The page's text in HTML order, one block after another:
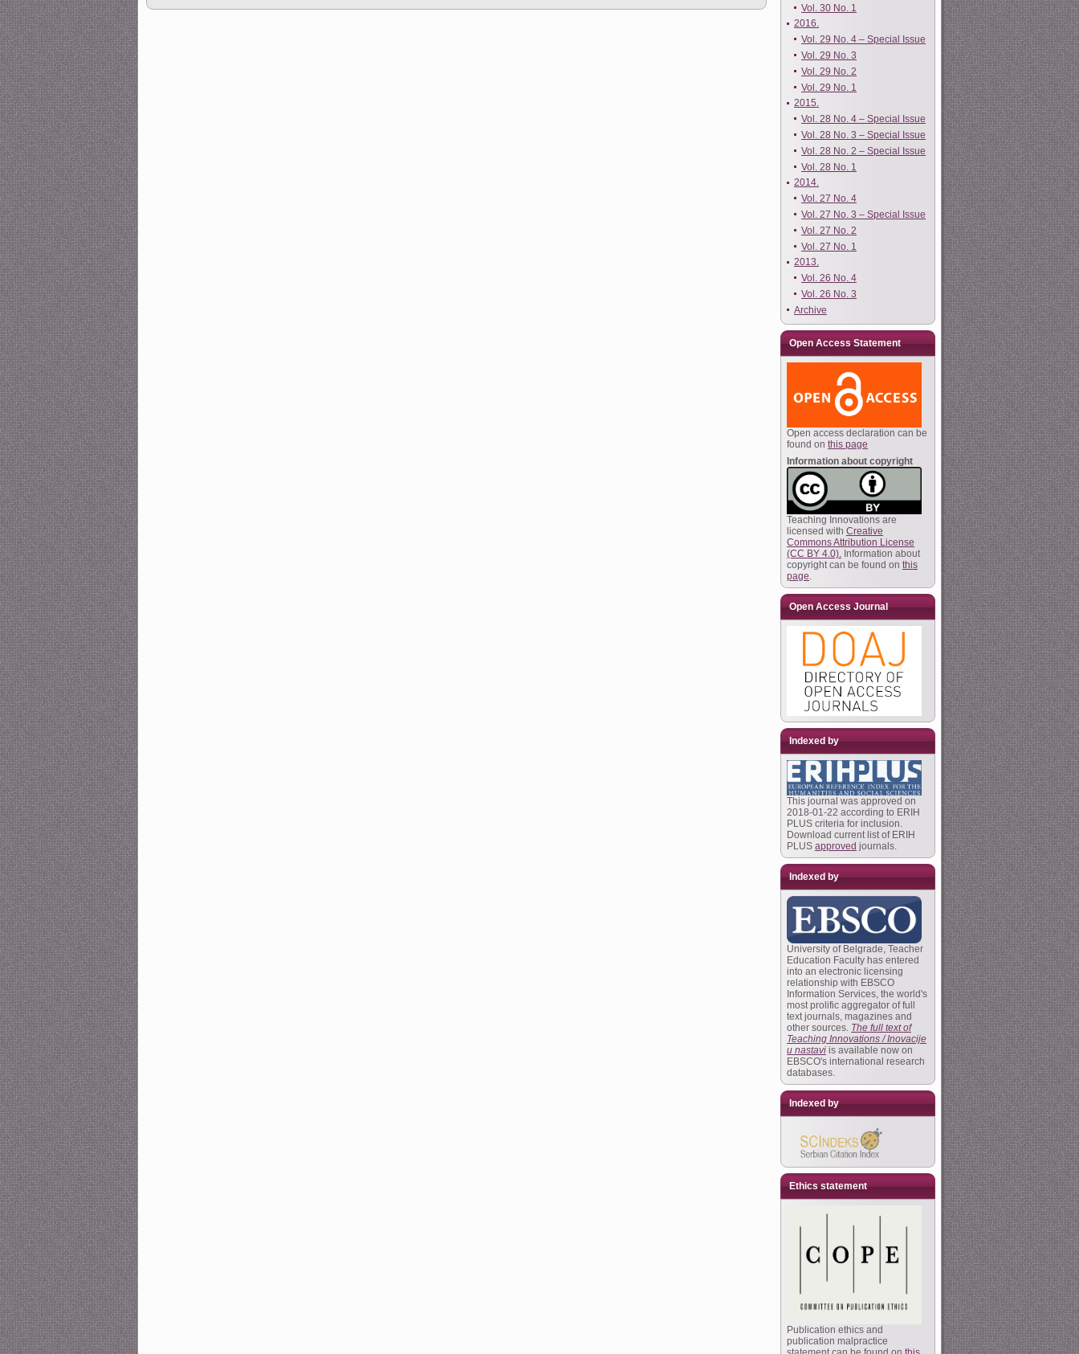
Vol. 30 No. 1
2016.
Vol. 29 No. 4 – Special Issue
Vol. 29 No. 3
Vol. 29 No. 2
Vol. 29 No. 1
2015.
Vol. 28 No. 4 – Special Issue
Vol. 28 No. 3 – Special Issue
Vol. 28 No. 2 – Special Issue
Vol. 28 No. 1
2014.
Vol. 27 No. 4
Vol. 27 No. 3 – Special Issue
Vol. 27 No. 2
Vol. 27 No. 1
2013.
Vol. 26 No. 4
Vol. 26 No. 3
Archive
Open Access Statement
Open access declaration can be
found on this page
Information about copyright
Teaching Innovations are
licensed with Creative
Commons Attribution License
(CC BY 4.0). Information about
copyright can be found on this
page.
Open Access Journal
Indexed by
This journal was approved on
2018-01-22 according to ERIH
PLUS criteria for inclusion.
Download current list of ERIH
PLUS approved journals.
Indexed by
University of Belgrade, Teacher
Education Faculty has entered
into an electronic licensing
relationship with EBSCO
Information Services, the world's
most prolific aggregator of full
text journals, magazines and
other sources. The full text of
Teaching Innovations / Inovacije
u nastavi is available now on
EBSCO's international research
databases.
Indexed by
Ethics statement
Publication ethics and
publication malpractice